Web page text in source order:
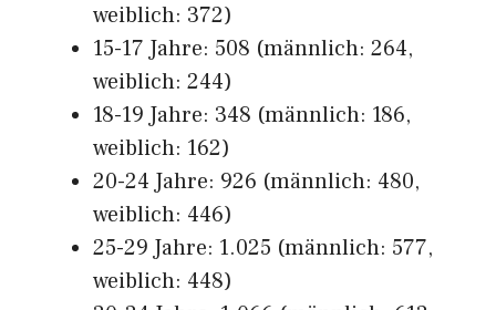
weiblich: 372)
15-17 Jahre: 508 (männlich: 264,
weiblich: 244)
18-19 Jahre: 348 (männlich: 186,
weiblich: 162)
20-24 Jahre: 926 (männlich: 480,
weiblich: 446)
25-29 Jahre: 1.025 (männlich: 577,
weiblich: 448)